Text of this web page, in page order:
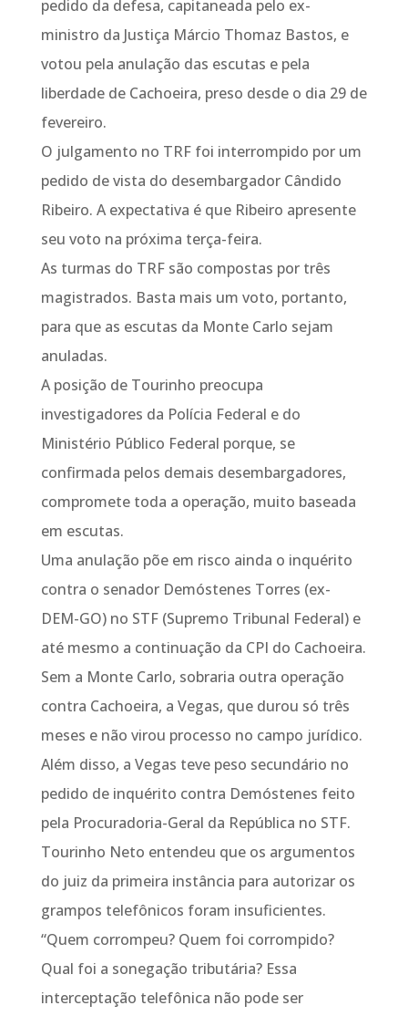
pedido da defesa, capitaneada pelo ex-
ministro da Justiça Márcio Thomaz Bastos, e
votou pela anulação das escutas e pela
liberdade de Cachoeira, preso desde o dia 29 de
fevereiro.
O julgamento no TRF foi interrompido por um
pedido de vista do desembargador Cândido
Ribeiro. A expectativa é que Ribeiro apresente
seu voto na próxima terça-feira.
As turmas do TRF são compostas por três
magistrados. Basta mais um voto, portanto,
para que as escutas da Monte Carlo sejam
anuladas.
A posição de Tourinho preocupa
investigadores da Polícia Federal e do
Ministério Público Federal porque, se
confirmada pelos demais desembargadores,
compromete toda a operação, muito baseada
em escutas.
Uma anulação põe em risco ainda o inquérito
contra o senador Demóstenes Torres (ex-
DEM-GO) no STF (Supremo Tribunal Federal) e
até mesmo a continuação da CPI do Cachoeira.
Sem a Monte Carlo, sobraria outra operação
contra Cachoeira, a Vegas, que durou só três
meses e não virou processo no campo jurídico.
Além disso, a Vegas teve peso secundário no
pedido de inquérito contra Demóstenes feito
pela Procuradoria-Geral da República no STF.
Tourinho Neto entendeu que os argumentos
do juiz da primeira instância para autorizar os
grampos telefônicos foram insuficientes.
“Quem corrompeu? Quem foi corrompido?
Qual foi a sonegação tributária? Essa
interceptação telefônica não pode ser